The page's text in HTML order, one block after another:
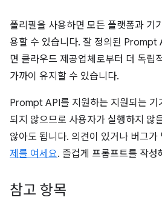
폴리필을 사용하면 모든 플랫폼과
용할 수 있습니다. 잘 정의된 Prompt
면 클라우드 제공업체로부터 더 독립
가까이 유지할 수 있습니다.
Prompt API를 지원하는 지원되는 기
되지 않으므로 사용자가 실행하지 않
않아도 됩니다. 의견이 있거나 버그
제를 여세요. 즐겁게 프롬프트를 작성
참고 항목